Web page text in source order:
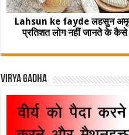
Lahsun ke fayde लहसुन
प्रतिशत लोग नहीं जानते के कैसे
Virya Gadha